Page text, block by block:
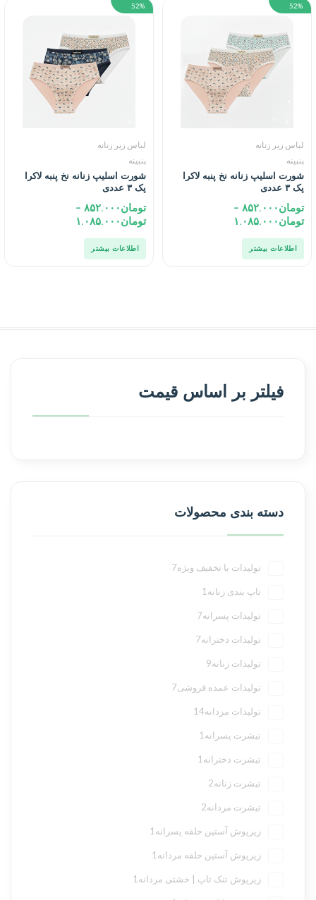
52%
لباس زیر زنانه
پنبینه
شورت اسلیپ زنانه نخ پنبه لاکرا
پک ۳ عددی
تومان۸۵۲.۰۰۰ –
تومان۱.۰۸۵.۰۰۰
اطلاعات بیشتر
52%
لباس زیر زنانه
پنبینه
شورت اسلیپ زنانه نخ پنبه لاکرا
پک ۳ عددی
تومان۸۵۲.۰۰۰ –
تومان۱.۰۸۵.۰۰۰
اطلاعات بیشتر
فیلتر بر اساس قیمت
دسته بندی محصولات
تولیدات با تخفیف ویژه7
تاپ بندی زنانه 1
تولیدات پسرانه7
تولیدات دخترانه7
تولیدات زنانه9
تولیدات عمده فروشی7
تولیدات مردانه14
تیشرت پسرانه 1
تیشرت دخترانه 1
تیشرت زنانه2
تیشرت مردانه2
زیرپوش آستین حلقه پسرانه 1
زیرپوش آستین حلقه مردانه 1
زیرپوش تنک تاپ | خشتی مردانه 1